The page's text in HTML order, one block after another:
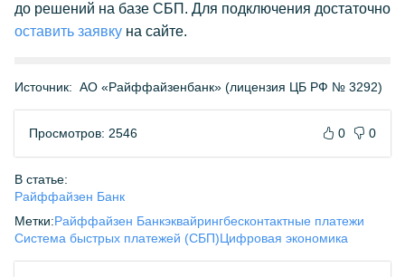
до решений на базе СБП. Для подключения достаточно
оставить заявку на сайте.
Источник: АО «Райффайзенбанк» (лицензия ЦБ РФ № 3292)
Просмотров: 2546 0 0
В статье:
Райффайзен Банк
Метки:Райффайзен Банкэквайрингбесконтактные платежи
Система быстрых платежей (СБП)Цифровая экономика